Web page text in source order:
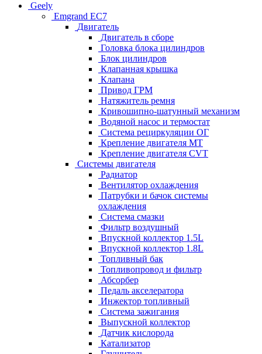
Geely
Emgrand EC7
Двигатель
Двигатель в сборе
Головка блока цилиндров
Блок цилиндров
Клапанная крышка
Клапана
Привод ГРМ
Натяжитель ремня
Кривошипно-шатунный механизм
Водяной насос и термостат
Система рециркуляции ОГ
Крепление двигателя MT
Крепление двигателя CVT
Системы двигателя
Радиатор
Вентилятор охлаждения
Патрубки и бачок системы
охлаждения
Система смазки
Фильтр воздушный
Впускной коллектор 1.5L
Впускной коллектор 1.8L
Топливный бак
Топливопровод и фильтр
Абсорбер
Педаль акселератора
Инжектор топливный
Система зажигания
Выпускной коллектор
Датчик кислорода
Катализатор